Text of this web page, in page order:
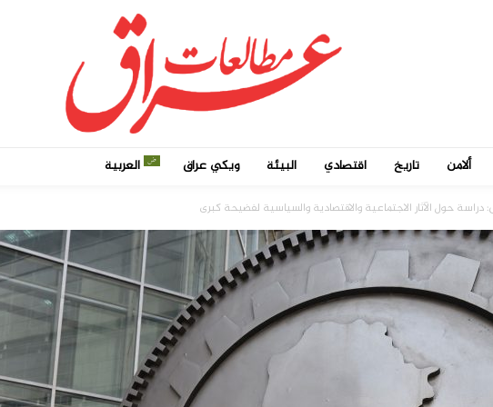
ألامن تاريخ اقتصادي البيئة ويكي عراق العربية
حول الآثار الاجتماعية والاقتصادية والسياسية لفضيحة كبرى